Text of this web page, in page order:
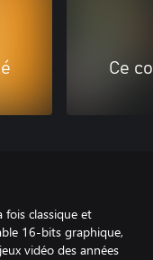
Ce
classique et
16-bits graphique,
vidéo des années